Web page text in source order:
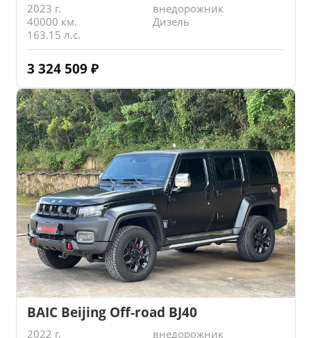
2023 г.
внедорожник
40000 км.
Дизель
163.15 л.с.
3 324 509 ₽
BAIC Beijing Off-road BJ40
2022 г. внедорожник